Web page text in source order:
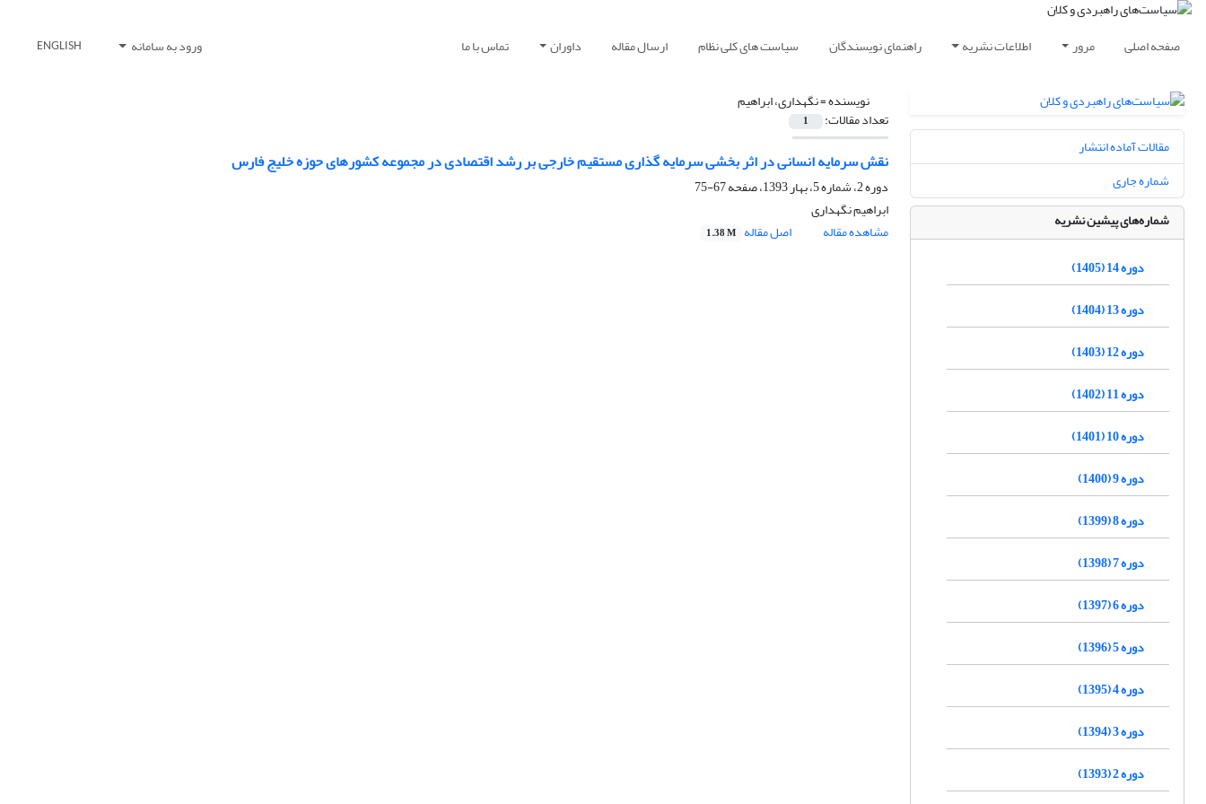
صفحه اصلی مرور اطلاعات نشریه راهنمای نویسندگان سیاست های کلی نظام ارسال مقاله داوران تماس با ما ورود به سامانه ENGLISH
نویسنده =نگهداری، ابراهیم
تعداد مقالات: 1
نقش سرمایه انسانی در اثر بخشی سرمایه گذاری مستقیم خارجی بر رشد اقتصادی در مجموعه کشورهای حوزه خلیج فارس
دوره 2، شماره 5، بهار 1393، صفحه
67-75
ابراهیم نگهداری
مشاهده مقاله
اصل مقاله 1.38 M
مقالات آماده انتشار
شماره جاری
شماره‌های پیشین نشریه
دوره 14 (1405)
دوره 13 (1404)
دوره 12 (1403)
دوره 11 (1402)
دوره 10 (1401)
دوره 9 (1400)
دوره 8 (1399)
دوره 7 (1398)
دوره 6 (1397)
دوره 5 (1396)
دوره 4 (1395)
دوره 3 (1394)
دوره 2 (1393)